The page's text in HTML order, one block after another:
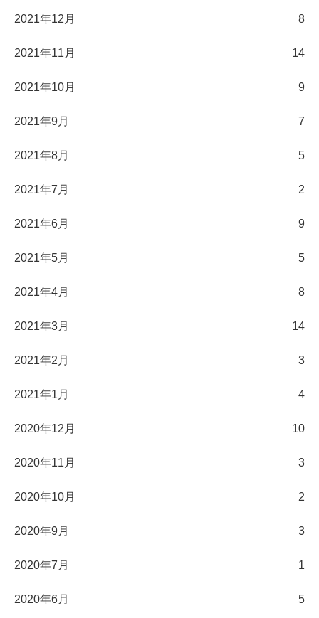
2021年12月 8
2021年11月 14
2021年10月 9
2021年9月 7
2021年8月 5
2021年7月 2
2021年6月 9
2021年5月 5
2021年4月 8
2021年3月 14
2021年2月 3
2021年1月 4
2020年12月 10
2020年11月 3
2020年10月 2
2020年9月 3
2020年7月 1
2020年6月 5